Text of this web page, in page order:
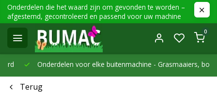
Onderdelen die het waard zijn om gevonden te worden –
afgestemd, gecontroleerd en passend voor uw machine
0
Onderdelen voor elke buitenmachine -Grasmaaiers,
Terug